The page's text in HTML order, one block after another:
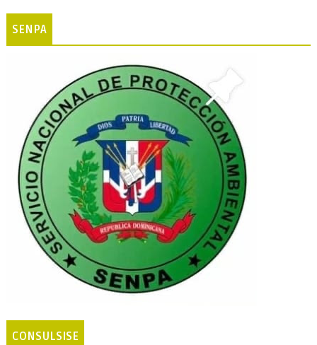
SENPA
CONSULSISE